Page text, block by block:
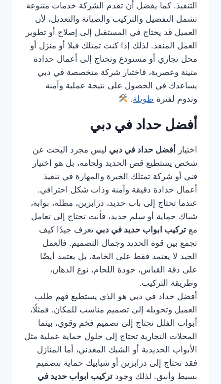
التنفيذ. كما يفضل أن تقدم الشركة خدمات متنوعة
تشمل التفصيل والتركيب والصيانة والتعديل، لأن
العميل قد يحتاج في المستقبل إلى إصلاح أو تطوير
العمل المنفذ. لذلك إذا كنت تمتلك فيلا أو منزل أو
محل تجاري أو مستودع وتحتاج إلى أعمال حدادة
متينة وعصرية، فاختيار شركة متخصصة في دبي
يساعدك في الحصول على نتيجة عملية وآمنة
وتدوم لفترة طويلة.
أفضل حداد في دبي
اختيار أفضل حداد في دبي ليس مجرد البحث عن
شخص يستطيع قص الحديد ولحامه، بل هو اختيار
فني أو شركة تمتلك الخبرة والمهارة في تنفيذ
أعمال حدادة دقيقة وآمنة وذات شكل احترافي.
عندما تحتاج إلى باب حديد، درابزين، مظلة، بوابة،
شباك حماية أو سلم حديد، فأنت تحتاج إلى تعامل
مع تركيب ابواب حديد في دبي تعرف جيدًا كيف
تجمع بين قوة الحديد وجمال التصميم. فالعمل
الجيد لا يعتمد فقط على الخامة، بل يعتمد أيضًا
على دقة القياس، جودة اللحام، نوع الدهان،
وطريقة التركيب.
أفضل حداد في دبي هو الذي يستطيع فهم طلب
العميل وتحويله إلى تصميم مناسب للمكان. فمثلًا،
أبواب الفلل تحتاج إلى تصميم فخم وقوي، بينما
المحلات التجارية تحتاج إلى حلول حماية عملية مثل
الأبواب الحديدية أو الشبك المعدني، أما المنازل
فقد تحتاج إلى درابزين أو شبابيك حماية بتصميم
بسيط وأنيق. لذلك وجود تركيب ابواب حديد في